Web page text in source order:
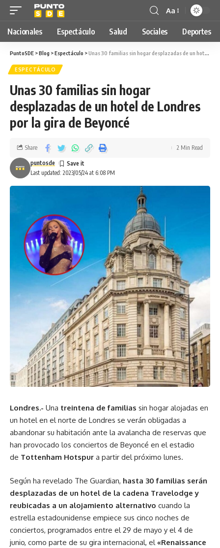
Aa
Nacionales Espectáculo Salud Sociales Deportes
PuntoSDE >Blog >Espectáculo >Unas 30 familias sin hogar desplazadas de un hotel de Londres por la gira de Beyoncé
ESPECTÁCULO
Unas 30 familias sin hogar
desplazadas de un hotel de Londres
por la gira de Beyoncé
Last updated: 2023/05/24 at 6:08 PM
puntosde
Share 2 Min Read
Londres.- Una treintena de familias sin hogar alojadas en
un hotel en el norte de Londres se verán obligadas a
abandonar su habitación ante la avalancha de reservas que
han provocado los conciertos de Beyoncé en el estadio
de Tottenham Hotspur a partir del próximo lunes.
Según ha revelado The Guardian, hasta 30 familias serán
desplazadas de un hotel de la cadena Travelodge y
reubicadas a un alojamiento alternativo cuando la
estrella estadounidense empiece sus cinco noches de
conciertos, programados entre el 29 de mayo y el 4 de
junio, como parte de su gira internacional, el «Renaissance